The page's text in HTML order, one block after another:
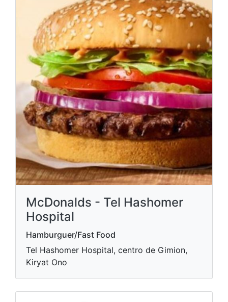
McDonalds - Tel Hashomer
Hospital
Hamburguer/Fast Food
Tel Hashomer Hospital, centro de Gimion,
Kiryat Ono